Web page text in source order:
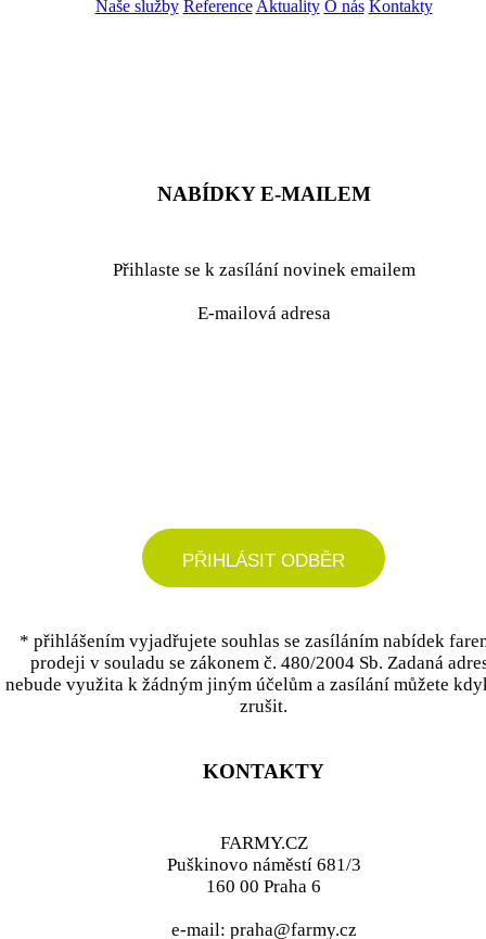
Naše služby Reference Aktuality O nás Kontakty
NABÍDKY E-MAILEM
Přihlaste se k zasílání novinek emailem
E-mailová adresa
PŘIHLÁSIT ODBĚR
* přihlášením vyjadřujete souhlas se zasíláním nabídek
prodeji v souladu se zákonem č. 480/2004 Sb. Zadaná
nebude využita k žádným jiným účelům a zasílání můžete
zrušit.
KONTAKTY
FARMY.CZ
Puškinovo náměstí 681/3
160 00 Praha 6
e-mail: praha@farmy.cz